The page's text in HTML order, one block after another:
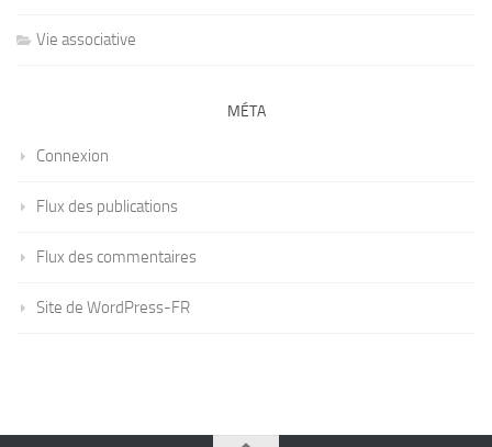
Vie associative
MÉTA
Connexion
Flux des publications
Flux des commentaires
Site de WordPress-FR